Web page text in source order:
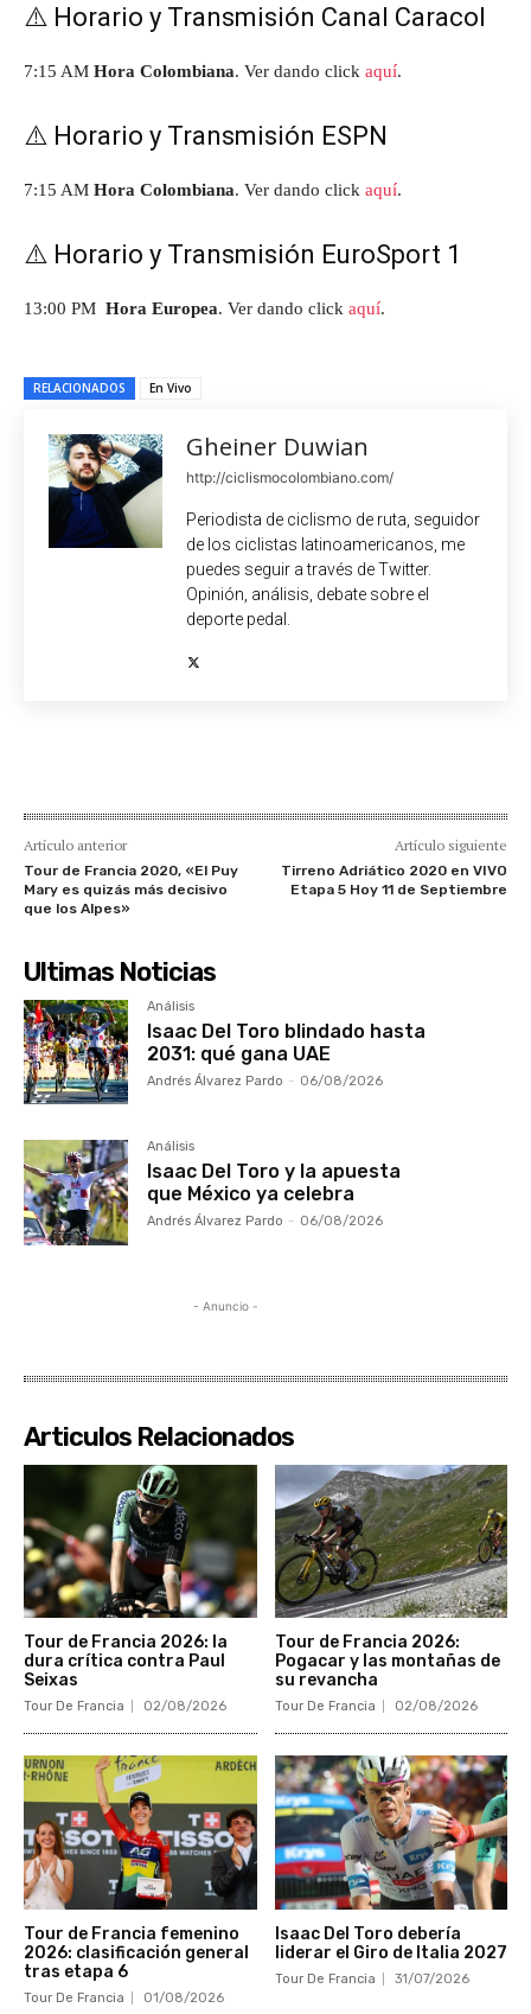
⚠️ Horario y Transmisión Canal Caracol
7:15 AM Hora Colombiana. Ver dando click aquí.
⚠️ Horario y Transmisión ESPN
7:15 AM Hora Colombiana. Ver dando click aquí.
⚠️ Horario y Transmisión EuroSport 1
13:00 PM Hora Europea. Ver dando click aquí.
RELACIONADOS En Vivo
Gheiner Duwian
http://ciclismocolombiano.com/
Periodista de ciclismo de ruta, seguidor
de los ciclistas latinoamericanos, me
puedes seguir a través de Twitter.
Opinión, análisis, debate sobre el
deporte pedal.
Artículo anterior
Tour de Francia 2020, «El Puy
Mary es quizás más decisivo
que los Alpes»
Artículo siguiente
Tirreno Adriático 2020 en VIVO
Etapa 5 Hoy 11 de Septiembre
Ultimas Noticias
Análisis
Isaac Del Toro blindado hasta
2031: qué gana UAE
Andrés Álvarez Pardo - 06/08/2026
Análisis
Isaac Del Toro y la apuesta
que México ya celebra
Andrés Álvarez Pardo - 06/08/2026
- Anuncio -
Articulos Relacionados
Tour de Francia 2026: la
dura crítica contra Paul
Seixas
Tour De Francia 02/08/2026
Tour de Francia 2026:
Pogacar y las montañas de
su revancha
Tour De Francia 02/08/2026
Tour de Francia femenino
2026: clasificación general
tras etapa 6
Tour De Francia 01/08/2026
Isaac Del Toro debería
liderar el Giro de Italia 2027
Tour De Francia 31/07/2026